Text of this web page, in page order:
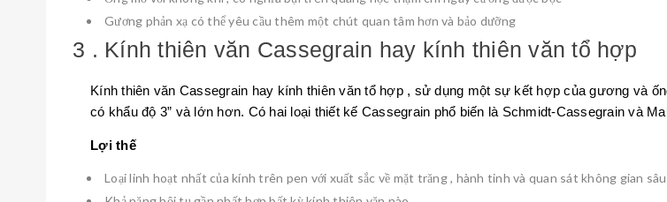
Gương phản xạ có thể yêu cầu thêm một chút quan tâm hơn và bảo dưỡng
3 . Kính thiên văn Cassegrain hay kính thiên văn tổ hợp
Kính thiên văn Cassegrain hay kính thiên văn tổ hợp , sử dụng một sự kết hợp của gương và
có khẩu độ 3” và lớn hơn. Có hai loại thiết kế Cassegrain phổ biến là Schmidt-Cassegrain và
Lợi thế
Loại linh hoạt nhất của kính trên pen với xuất sắc về mặt trăng , hành tinh và quan sát không gian